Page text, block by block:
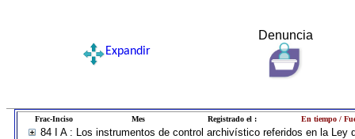
Denuncia
Expandir
Frac-Inciso Mes Registrado el : En tiempo /
84 I A : Los instrumentos de control archivístico referidos en la